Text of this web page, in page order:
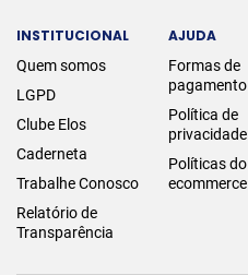
INSTITUCIONAL
Quem somos
LGPD
Clube Elos
Caderneta
Trabalhe Conosco
Relatório de
Transparência
AJUDA
Formas de
pagamento
Política de
privacidade
Políticas do
ecommerce